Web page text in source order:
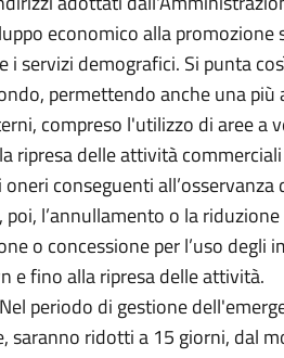
economico alla
i servizi demografici. Si punta
permettendo anche una più
compreso l'utilizzo di aree a
ripresa delle attività
conseguenti
poi, l’annullamento o la
o concessione per l’uso
e fino alla ripresa delle attività.
periodo di gestione
saranno ridotti a 15 giorni, dal